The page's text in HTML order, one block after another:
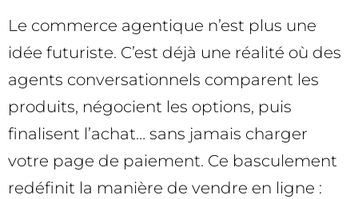
Le commerce agentique n’est plus une
idée futuriste. C’est déjà une réalité où des
agents conversationnels comparent les
produits, négocient les options, puis
finalisent l’achat… sans jamais charger
votre page de paiement. Ce basculement
redéfinit la manière de vendre en ligne :